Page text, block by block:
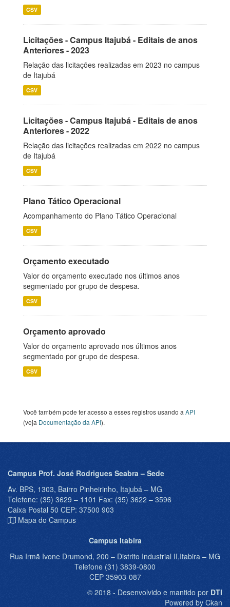
CSV
Licitações - Campus Itajubá - Editais de anos
Anteriores - 2023
Relação das licitações realizadas em 2023 no campus
de Itajubá
CSV
Licitações - Campus Itajubá - Editais de anos
Anteriores - 2022
Relação das licitações realizadas em 2022 no campus
de Itajubá
CSV
Plano Tático Operacional
Acompanhamento do Plano Tático Operacional
CSV
Orçamento executado
Valor do orçamento executado nos últimos anos
segmentado por grupo de despesa.
CSV
Orçamento aprovado
Valor do orçamento aprovado nos últimos anos
segmentado por grupo de despesa.
CSV
Você também pode ter acesso a esses registros usando a API
(veja Documentação da API).
Campus Prof. José Rodrigues Seabra – Sede
Av. BPS, 1303, Bairro Pinheirinho, Itajubá – MG
Telefone: (35) 3629 – 1101 Fax: (35) 3622 – 3596
Caixa Postal 50 CEP: 37500 903
Mapa do Campus
Campus Itabira
Rua Irmã Ivone Drumond, 200 – Distrito Industrial II,Itabira – MG
Telefone (31) 3839-0800
CEP 35903-087
© 2018 - Desenvolvido e mantido por DTI
Powered by Ckan